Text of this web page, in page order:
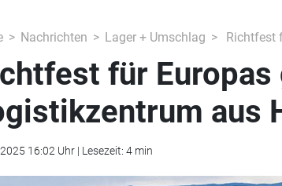
Nachrichten Lager + Umschlag Richtfest
für
aus
16:02 Uhr | Lesezeit: 4 min